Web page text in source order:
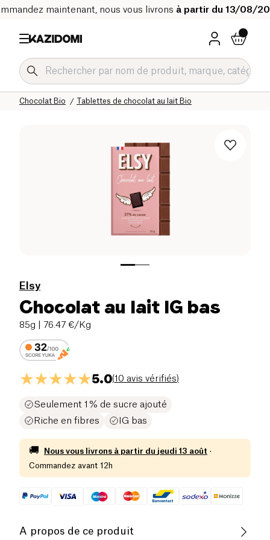
maintenant, nous vous livrons à partir du 13/08/
Tablettes de chocolat au lait Bio
Chocolat Bio
Epicerie sucrée Bio
Notre catalogue bio
Accueil
Elsy
Chocolat au lait IG bas
85g | 76.47 €/Kg
5.0(10 avis vérifiés)
Seulement 1 % de sucre ajouté
Riche en fibres
IG bas
🚚 Nous vous livrons à partir du jeudi 13 août ·
Commandez avant 12h
A propos de ce produit